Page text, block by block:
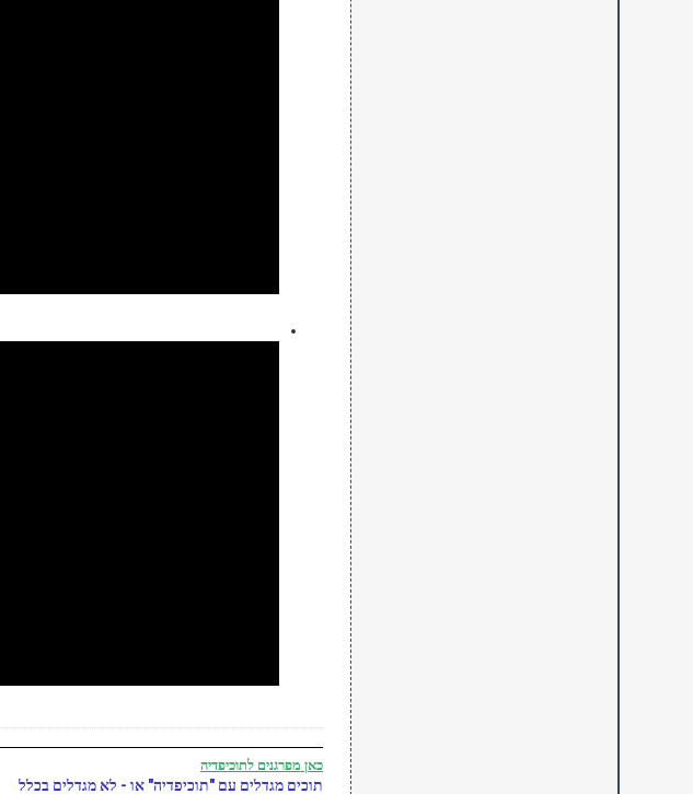
כאן מפרגנים לתוכיפדיה
תוכים מגדלים עם "תוכיפדיה" או - לא מגדלים בכלל